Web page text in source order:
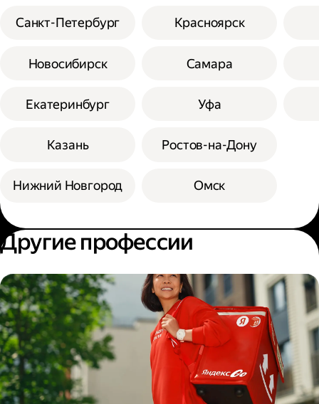
Санкт-Петербург
Новосибирск
Екатеринбург
Казань
Нижний Новгород
Красноярск
Самара
Уфа
Ростов-на-Дону
Омск
Другие профессии